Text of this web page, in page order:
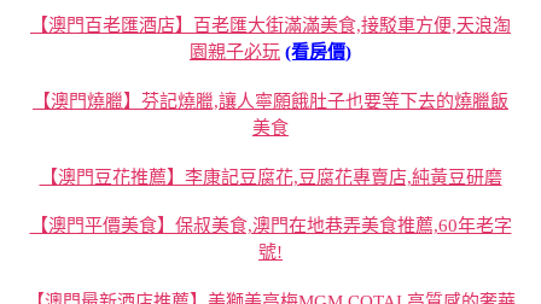
【澳門百老匯酒店】百老匯大街滿滿美食,接駁車方便,天浪淘
園親子必玩 (看房價)
【澳門燒臘】芬記燒臘,讓人寧願餓肚子也要等下去的燒臘飯
美食
【澳門豆花推薦】李康記豆腐花,豆腐花專賣店,純黃豆研磨
【澳門平價美食】保叔美食,澳門在地巷弄美食推薦,60年老字
號!